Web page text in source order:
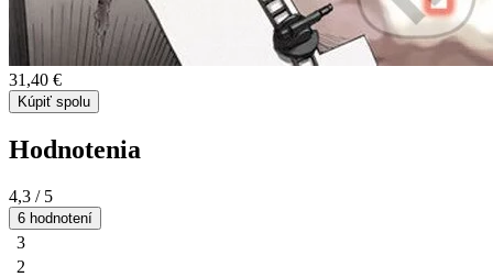
31,40 €
Kúpiť spolu
Hodnotenia
4,3 / 5
6 hodnotení
3
2